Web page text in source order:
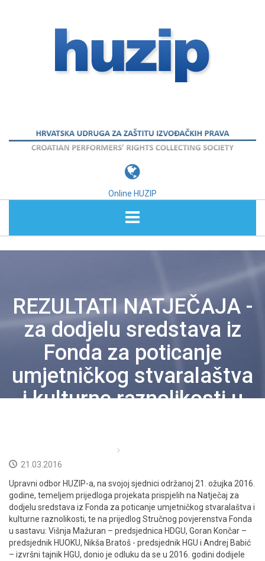
Online HUZIP
O NAMA
PROPISI
CJENICI
DOKUMENTI
NOVOSTI
NEISPLAĆENO
HRVATSKI
ENGLISH
REZULTATI NATJEČAJA -
za dodjelu sredstava iz
Fonda za poticanje
umjetničkog stvaralaštva
i kulturne raznolikosti u
21.03.2016
Upravni odbor HUZIP-a, na svojoj sjednici održanoj 21. ožujka 2016.
godine, temeljem prijedloga projekata prispjelih na Natječaj za
dodjelu sredstava iz Fonda za poticanje umjetničkog stvaralaštva i
kulturne raznolikosti, te na prijedlog Stručnog povjerenstva Fonda
u sastavu: Višnja Mažuran – predsjednica HDGU, Goran Končar –
predsjednik HUOKU, Nikša Bratoš - predsjednik HGU i Andrej Babić
– izvršni tajnik HGU, donio je odluku da se u 2016. godini dodijele